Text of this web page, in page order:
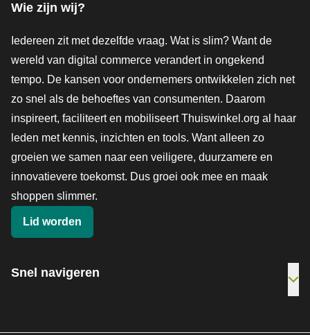
Wie zijn wij?
Iedereen zit met dezelfde vraag. Wat is slim? Want de
wereld van digital commerce verandert in ongekend
tempo. De kansen voor ondernemers ontwikkelen zich net
zo snel als de behoeftes van consumenten. Daarom
inspireert, faciliteert en mobiliseert Thuiswinkel.org al haar
leden met kennis, inzichten en tools. Want alleen zo
groeien we samen naar een veiligere, duurzamere en
innovatievere toekomst. Dus groei ook mee en maak
shoppen slimmer.
Lid worden
Snel navigeren